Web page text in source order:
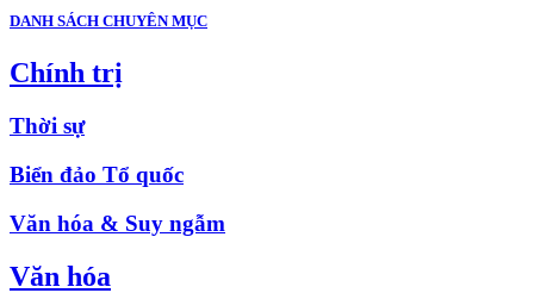
DANH SÁCH CHUYÊN MỤC
Chính trị
Thời sự
Biển đảo Tổ quốc
Văn hóa & Suy ngẫm
Văn hóa